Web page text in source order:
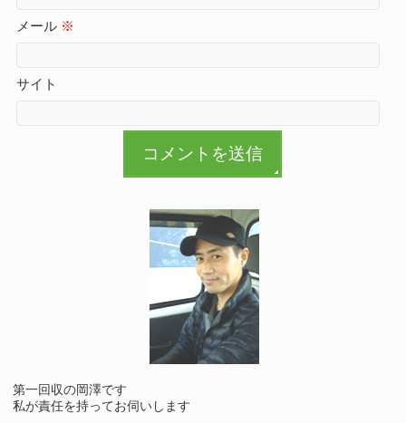
メール ※
サイト
第一回収の岡澤です
私が責任を持ってお伺いします